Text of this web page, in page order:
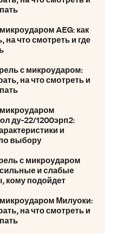
AEG: как
на что смотреть и где
с микроударом:
на что смотреть и
ду-22/1200эрп2:
и
выбору
с микроударом
и слабые
кому подойдет
Милуоки:
на что смотреть и